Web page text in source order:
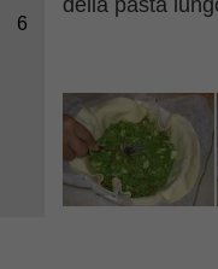
6
della pasta